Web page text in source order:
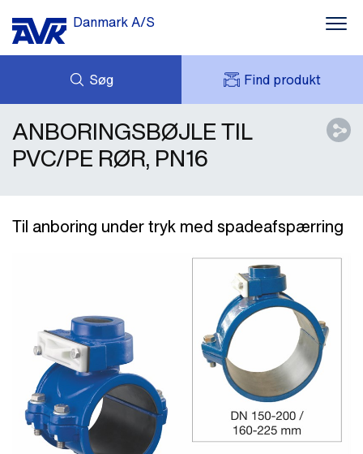
Danmark A/S
Søg Find produkt
NYHEDER
DOWNLOADS
OM OS
KONTAKT OS
FORESPØRG
MIT AVK
AVK HOLDING (GROUP)
ANBORINGSBØJLE TIL
PVC/PE RØR, PN16
Til anboring under tryk med spadeafspærring